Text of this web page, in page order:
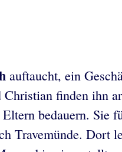
auftaucht, ein
finden ihn
bedauern. Sie
Travemünde. Dort